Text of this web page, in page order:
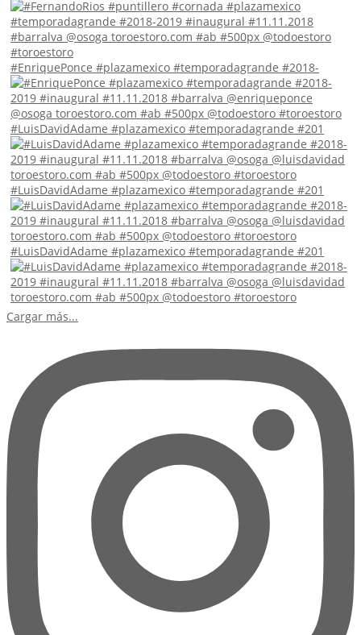
#EnriquePonce #plazamexico #temporadagrande #2018-
#LuisDavidAdame #plazamexico #temporadagrande #201
#LuisDavidAdame #plazamexico #temporadagrande #201
#LuisDavidAdame #plazamexico #temporadagrande #201
Cargar más...